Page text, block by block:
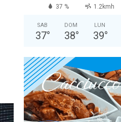
37 % 1.2kmh
SAB
37°
DOM
38°
LUN
39°